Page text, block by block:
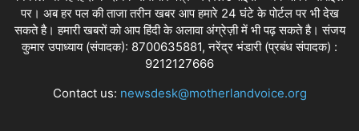
पर। अब हर पल की ताजा तरीन खबर आप हमारे 24 घंटे के पोर्टल पर भी देख
सकते है। हमारी खबरों को आप हिंदी के अलावा अंग्रेज़ी में भी पढ़ सकते है। संजय
कुमार उपाध्याय (संपादक): 8700635881, नरेंद्र भंडारी (प्रबंध संपादक) :
9212127666
Contact us: newsdesk@motherlandvoice.org